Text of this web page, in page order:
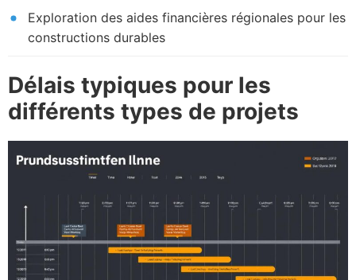
Exploration des aides financières régionales pour les
constructions durables
Délais typiques pour les
différents types de projets